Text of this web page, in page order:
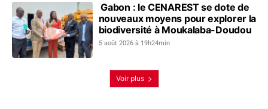
Gabon : le CENAREST se dote de
nouveaux moyens pour explorer la
biodiversité à Moukalaba-Doudou
5 août 2026 à 19h24min
Voir plus